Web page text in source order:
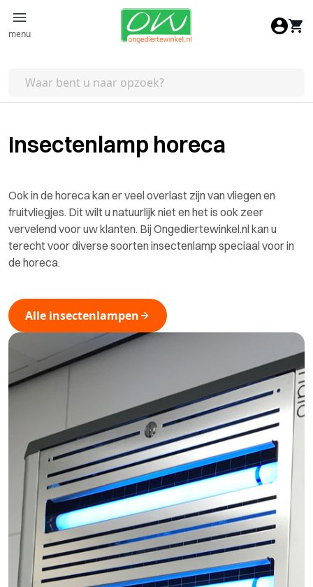
menu
Insectenlamp horeca
Ook in de horeca kan er veel overlast zijn van vliegen en
fruitvliegjes. Dit wilt u natuurlijk niet en het is ook zeer
vervelend voor uw klanten. Bij Ongediertewinkel.nl kan u
terecht voor diverse soorten insectenlamp speciaal voor in
de horeca.
Alle insectenlampen